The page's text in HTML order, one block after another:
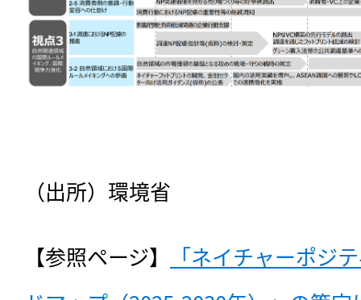
（出所）環境省
【参照ページ】
「ネイチャーポジ